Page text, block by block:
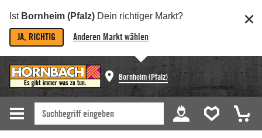
Ist Bornheim (Pfalz) Dein richtiger Markt?
JA, RICHTIG Anderen Markt wählen
Bornheim (Pfalz)